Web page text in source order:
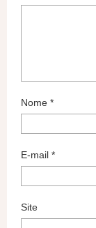
Nome *
E-mail *
Site